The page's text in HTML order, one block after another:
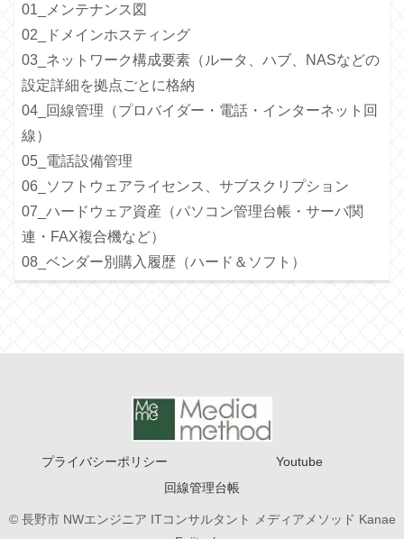
01_メンテナンス図
02_ドメインホスティング
03_ネットワーク構成要素（ルータ、ハブ、NASなどの
設定詳細を拠点ごとに格納
04_回線管理（プロバイダー・電話・インターネット回
線）
05_電話設備管理
06_ソフトウェアライセンス、サブスクリプション
07_ハードウェア資産（パソコン管理台帳・サーバ関
連・FAX複合機など）
08_ベンダー別購入履歴（ハード＆ソフト）
プライバシーポリシー
Youtube
回線管理台帳
© 長野市 NWエンジニア ITコンサルタント メディアメソッド Kanae